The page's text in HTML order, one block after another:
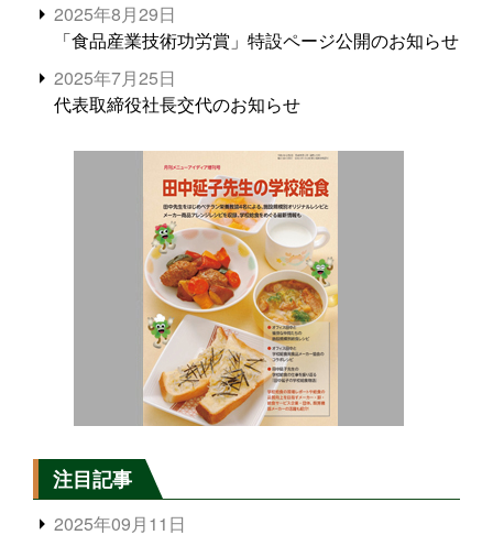
2025年8月29日
「食品産業技術功労賞」特設ページ公開のお知らせ
2025年7月25日
代表取締役社長交代のお知らせ
注目記事
2025年09月11日